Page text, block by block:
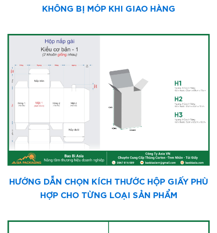
KHÔNG BỊ MÓP KHI GIAO HÀNG
HƯỚNG DẪN CHỌN KÍCH THƯỚC HỘP GIẤY PHÙ
HỢP CHO TỪNG LOẠI SẢN PHẨM